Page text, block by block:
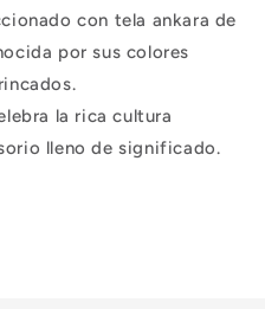
con tela ankara de
por sus colores
la rica cultura
lleno de significado.